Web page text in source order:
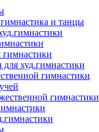
и танцы
гимнастики
худ.гимнастики
гимнастики
гимнастики